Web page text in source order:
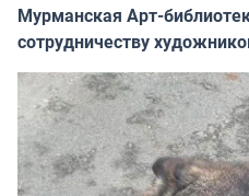
Мурманская Арт-
сотрудничеству